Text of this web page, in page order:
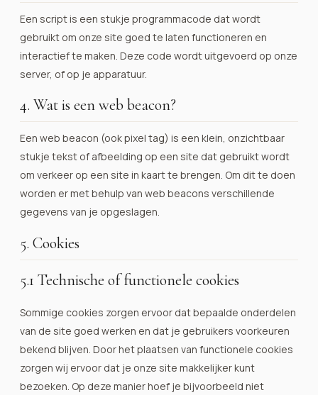
Een script is een stukje programmacode dat wordt
gebruikt om onze site goed te laten functioneren en
interactief te maken. Deze code wordt uitgevoerd op onze
server, of op je apparatuur.
4. Wat is een web beacon?
Een web beacon (ook pixel tag) is een klein, onzichtbaar
stukje tekst of afbeelding op een site dat gebruikt wordt
om verkeer op een site in kaart te brengen. Om dit te doen
worden er met behulp van web beacons verschillende
gegevens van je opgeslagen.
5. Cookies
5.1 Technische of functionele cookies
Sommige cookies zorgen ervoor dat bepaalde onderdelen
van de site goed werken en dat je gebruikers voorkeuren
bekend blijven. Door het plaatsen van functionele cookies
zorgen wij ervoor dat je onze site makkelijker kunt
bezoeken. Op deze manier hoef je bijvoorbeeld niet